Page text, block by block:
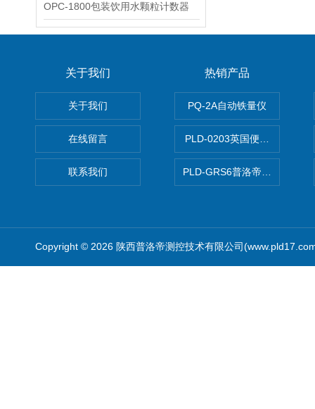
OPC-1800包装饮用水颗粒计数器
关于我们
关于我们
在线留言
联系我们
热销产品
PQ-2A自动铁量仪
PLD-0203英国便携式油品颗
PLD-GRS6普洛帝全自动微量
Copyright © 2026 陕西普洛帝测控技术有限公司